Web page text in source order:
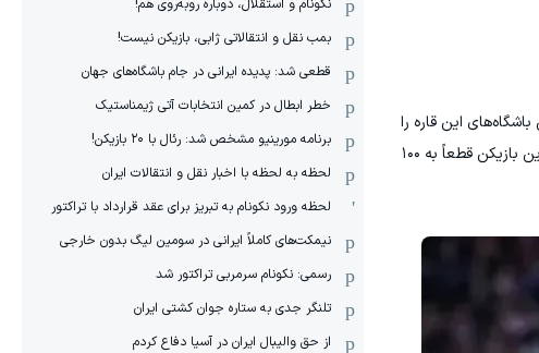
این قاره را
جلب کرده است. این ستاره آرژانتینی با رقمی در حدود ۹۰ میلیون یورو به روخی‌ بلانکوس پیوست. انتظار می‌رود که رقم انتقال این بازیکن قطعاً به ۱۰۰
نکونام و استقلال، دوباره روبه‌روی هم!
بمب نقل و انتقالاتی ژابی، بازیکن نیست!
قطعی شد: پدیده ایرانی در جام باشگاه‌های جهان
خطر ابطال در کمین انتخابات آتی ژیمناستیک
برنامه مورینیو مشخص شد: رئال با ۲۰ بازیکن!
لحظه به لحظه با اخبار نقل و انتقالات ایران
لحظه ورود نکونام به تبریز برای عقد قرارداد با تراکتور
نیمکت‌های کاملاً ایرانی در سومین لیگ بدون خارجی
رسمی: نکونام سرمربی تراکتور شد
تلنگر جدی به ستاره جوان کشتی ایران
از حق والیبال ایران در آسیا دفاع کردم